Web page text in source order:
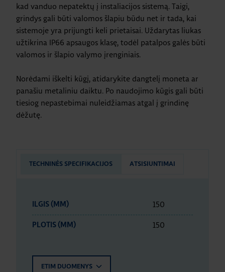
kad vanduo nepatektų į instaliacijos sistemą. Taigi,
grindys gali būti valomos šlapiu būdu net ir tada, kai
sistemoje yra prijungti keli prietaisai. Uždarytas liukas
užtikrina IP66 apsaugos klasę, todėl patalpos galės būti
valomos ir šlapio valymo įrenginiais.
Norėdami iškelti kūgį, atidarykite dangtelį moneta ar
panašiu metaliniu daiktu. Po naudojimo kūgis gali būti
tiesiog nepastebimai nuleidžiamas atgal į grindinę
dėžutę.
TECHNINĖS SPECIFIKACIJOS ATSISIUNTIMAI
ILGIS (MM) 150
PLOTIS (MM) 150
ETIM DUOMENYS